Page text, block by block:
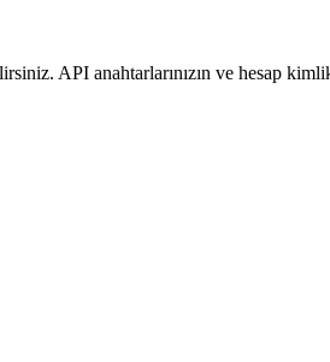
API anahtarlarınızın ve hesap